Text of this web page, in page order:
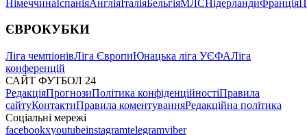
Німеччина ІспаніяАнглія ІталіяБельгіяМЛС НідерландиФранція
ЄВРОКУБКИ
Ліга чемпіонівЛіга ЄвропиЮнацька ліга УЄФАЛіга
конференцій
САЙТ ФУТБОЛ 24
РедакціяПрогнозиПолітика конфіденційностіПравила
сайтуКонтактиПравила коментуванняРедакційна політика
Соціальні мережі
facebookxyoutubeinstagramtelegramviber